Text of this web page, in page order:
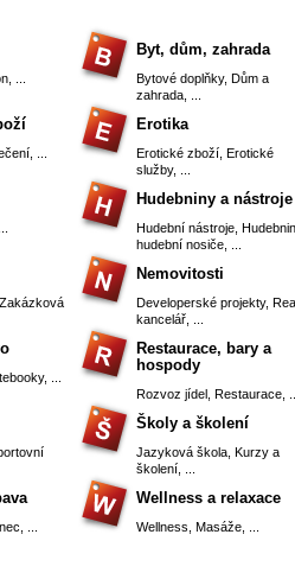
Byt, dům, zahrada
Bytové doplňky, Dům a
zahrada
Erotika
Erotické zboží Erotické
služby, ...
Hudebniny a nástroje
Hudební nástroje
hudební nosiče
Zakázková
Nemovitosti
Developerské projekty,
kancelář
, ...
Restaurace, bary a
hospody
Rozvoz jídel Restaurace
Školy a školení
Jazyková škola Kurzy a
školení
Wellness a relaxace
Wellness Masáže